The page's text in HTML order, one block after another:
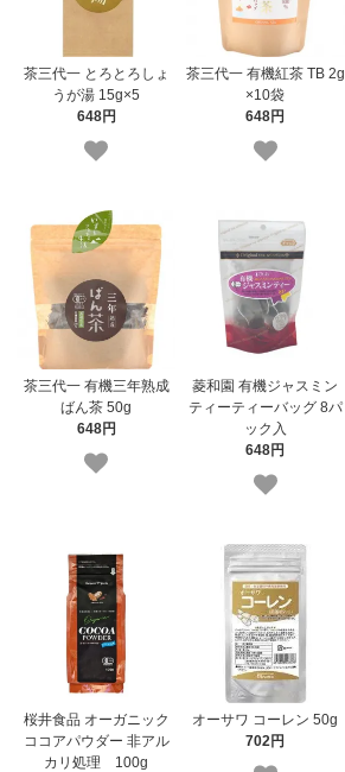
茶三代一 とろとろしょ
うが湯 15g×5
648円
茶三代一 有機紅茶 TB 2g
×10袋
648円
茶三代一 有機三年熟成
ばん茶 50g
648円
菱和園 有機ジャスミン
ティーティーバッグ 8パ
ック入
648円
桜井食品 オーガニック
ココアパウダー 非アル
カリ処理 100g
オーサワ コーレン 50g
702円